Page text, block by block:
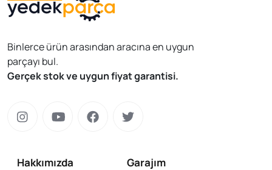
Binlerce ürün arasından aracına en uygun
parçayı bul.
Gerçek stok ve uygun fiyat garantisi.
Hakkımızda
Garajım